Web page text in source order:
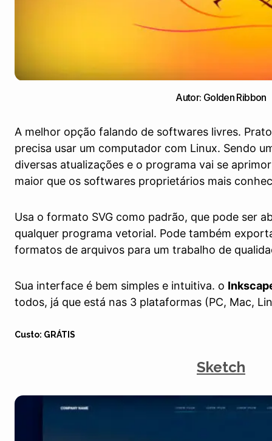
Autor: Golden Ribbon
A melhor opção falando de softwares livres.
precisa usar um computador com Linux. Sendo
diversas atualizações e o programa vai se
maior que os softwares proprietários mais
Usa o formato SVG como padrão, que pode ser
qualquer programa vetorial. Pode também
formatos de arquivos para um trabalho de
Sua interface é bem simples e intuitiva. o
todos, já que está nas 3 plataformas (PC, Mac,
Custo: GRÁTIS
Sketch